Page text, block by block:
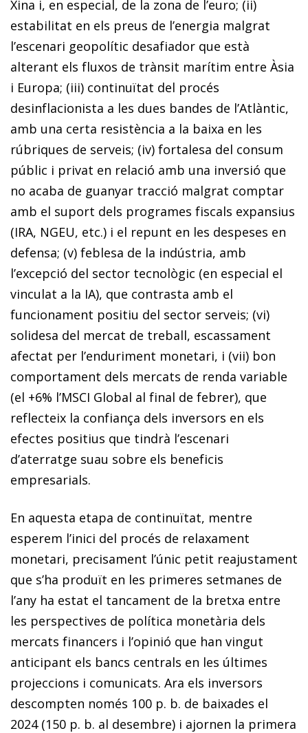
Xina i, en especial, de la zona de l’euro; (ii)
estabilitat en els preus de l’energia malgrat
l’escenari geopolític desafiador que està
alterant els fluxos de trànsit marítim entre Àsia
i Europa; (iii) continuïtat del procés
desinflacionista a les dues bandes de l’Atlàntic,
amb una certa resistència a la baixa en les
rúbriques de serveis; (iv) fortalesa del consum
públic i privat en relació amb una inversió que
no acaba de guanyar tracció malgrat comptar
amb el suport dels programes fiscals expansius
(IRA, NGEU, etc.) i el repunt en les despeses en
defensa; (v) feblesa de la indústria, amb
l’excepció del sector tecnològic (en especial el
vinculat a la IA), que contrasta amb el
funcionament positiu del sector serveis; (vi)
solidesa del mercat de treball, escassament
afectat per l’enduriment monetari, i (vii) bon
comportament dels mercats de renda variable
(el +6% l’MSCI Global al final de febrer), que
reflecteix la confiança dels inversors en els
efectes positius que tindrà l’escenari
d’aterratge suau sobre els beneficis
empresarials.
En aquesta etapa de continuïtat, mentre
esperem l’inici del procés de relaxament
monetari, precisament l’únic petit reajustament
que s’ha produït en les primeres setmanes de
l’any ha estat el tancament de la bretxa entre
les perspectives de política monetària dels
mercats financers i l’opinió que han vingut
anticipant els bancs centrals en les últimes
projeccions i comunicats. Ara els inversors
descompten només 100 p. b. de baixades el
2024 (150 p. b. al desembre) i ajornen la primera